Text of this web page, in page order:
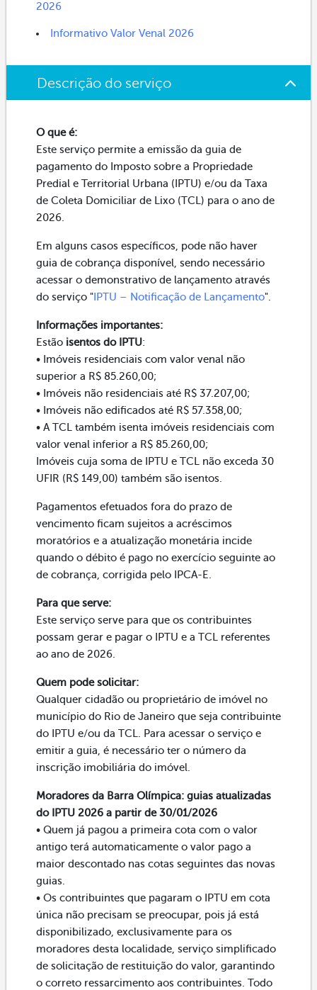
2026
Informativo Valor Venal 2026
Descrição do serviço
O que é:
Este serviço permite a emissão da guia de
pagamento do Imposto sobre a Propriedade
Predial e Territorial Urbana (IPTU) e/ou da Taxa
de Coleta Domiciliar de Lixo (TCL) para o ano de
2026.
Em alguns casos específicos, pode não haver
guia de cobrança disponível, sendo necessário
acessar o demonstrativo de lançamento através
do serviço " IPTU – Notificação de Lançamento".
Informações importantes:
Estão isentos do IPTU:
• Imóveis residenciais com valor venal não
superior a R$ 85.260,00;
• Imóveis não residenciais até R$ 37.207,00;
• Imóveis não edificados até R$ 57.358,00;
• A TCL também isenta imóveis residenciais com
valor venal inferior a R$ 85.260,00;
Imóveis cuja soma de IPTU e TCL não exceda 30
UFIR (R$ 149,00) também são isentos.
Pagamentos efetuados fora do prazo de
vencimento ficam sujeitos a acréscimos
moratórios e a atualização monetária incide
quando o débito é pago no exercício seguinte ao
de cobrança, corrigida pelo IPCA-E.
Para que serve:
Este serviço serve para que os contribuintes
possam gerar e pagar o IPTU e a TCL referentes
ao ano de 2026.
Quem pode solicitar:
Qualquer cidadão ou proprietário de imóvel no
município do Rio de Janeiro que seja contribuinte
do IPTU e/ou da TCL. Para acessar o serviço e
emitir a guia, é necessário ter o número da
inscrição imobiliária do imóvel.
Moradores da Barra Olímpica: guias atualizadas
do IPTU 2026 a partir de 30/01/2026
• Quem já pagou a primeira cota com o valor
antigo terá automaticamente o valor pago a
maior descontado nas cotas seguintes das novas
guias.
• Os contribuintes que pagaram o IPTU em cota
única não precisam se preocupar, pois já está
disponibilizado, exclusivamente para os
moradores desta localidade, serviço simplificado
de solicitação de restituição do valor, garantindo
o correto ressarcimento aos contribuintes. Todo